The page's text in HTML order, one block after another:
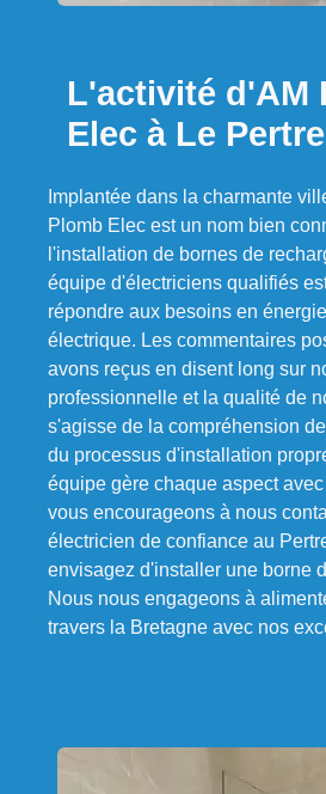
L'activité d'AM
Elec à Le Pertre
Implantée dans la charmante
Plomb Elec est un nom bien
l'installation de bornes de
équipe d'électriciens qualifiés
répondre aux besoins en
électrique. Les commentaires
avons reçus en disent long sur
professionnelle et la qualité de
s'agisse de la compréhension
du processus d'installation
équipe gère chaque aspect
vous encourageons à nous
électricien de confiance au
envisagez d'installer une borne
Nous nous engageons à
travers la Bretagne avec nos